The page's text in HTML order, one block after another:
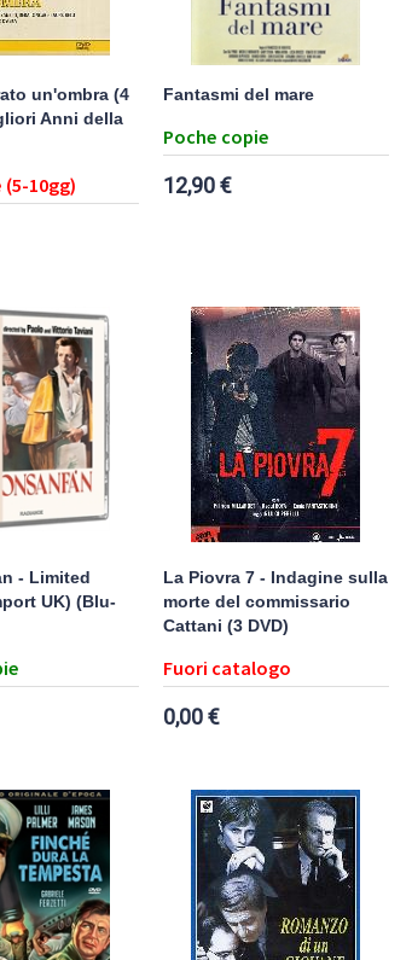
un'ombra (4
Anni della
10gg)
Fantasmi del mare
Poche copie
12,90 €
- Limited
UK) (Blu-
La Piovra 7 - Indagine sulla
morte del commissario
Cattani (3 DVD)
Fuori catalogo
0,00 €